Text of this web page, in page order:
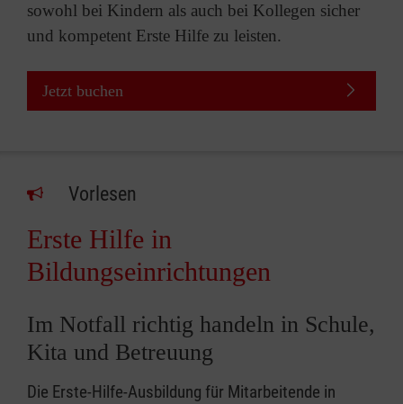
sowohl bei Kindern als auch bei Kollegen sicher
und kompetent Erste Hilfe zu leisten.
Jetzt buchen
Vorlesen
Erste Hilfe in
Bildungseinrichtungen
Im Notfall richtig handeln in Schule,
Kita und Betreuung
Die Erste-Hilfe-Ausbildung für Mitarbeitende in